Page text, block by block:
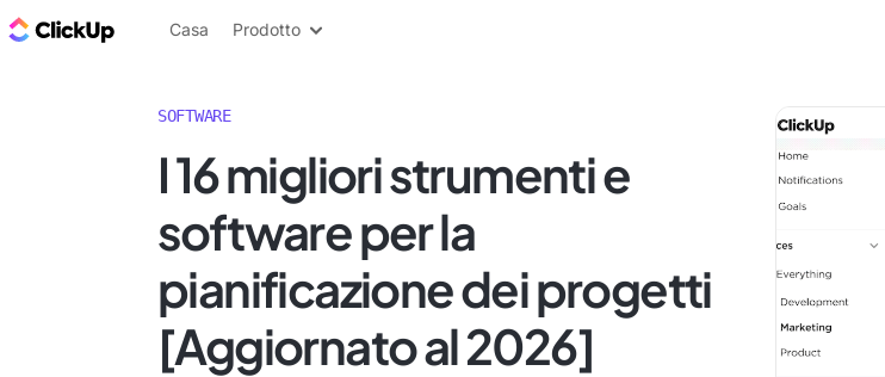
Blog di ClickUp
Casa Prodotto
SOFTWARE
I 16 migliori strumenti e
software per la
pianificazione dei progetti
[Aggiornato al 2026]